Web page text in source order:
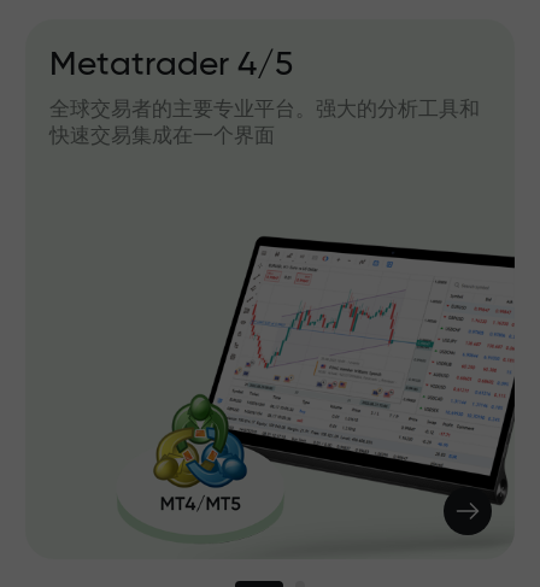
Metatrader 4/5
全球交易者的主要专业平台。强大的分析工具和
快速交易集成在一个界面